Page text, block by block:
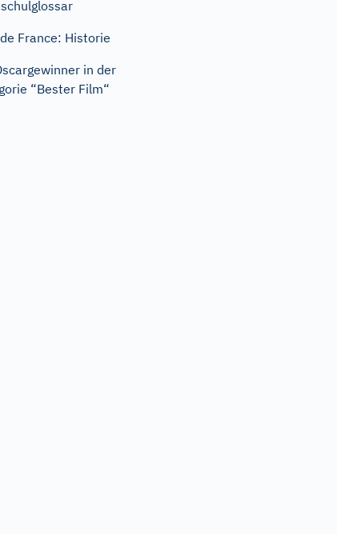
France: Historie
in der
“Bester Film“